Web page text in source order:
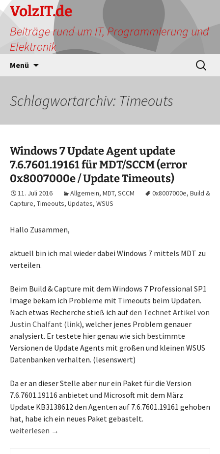
Zum
Inhalt
springen
VolzIT.de
Beiträge rund um IT, Programmierung und
Elektronik
Menü
Suchen
nach:
Schlagwortarchiv: Timeouts
Windows 7 Update Agent update
7.6.7601.19161 für MDT/SCCM (error
0x8007000e / Update Timeouts)
11. Juli 2016 Allgemein, MDT, SCCM 0x8007000e, Build &
Capture, Timeouts, Updates, WSUS
Hallo Zusammen,
aktuell bin ich mal wieder dabei Windows 7 mittels MDT zu
verteilen.
Beim Build & Capture mit dem Windows 7 Professional SP1
Image bekam ich Probleme mit Timeouts beim Updaten.
Nach etwas Recherche stieß ich aufden Technet Artikel von
Justin Chalfant (link), welcher jenes Problem genauer
analysiert. Er testete hier genau wie sich bestimmte
Versionen de Update Agents mit großen und kleinen WSUS
Datenbanken verhalten. (lesenswert)
Da er an dieser Stelle aber nur ein Paket für die Version
7.6.7601.19116 anbietet und Microsoft mit dem März
Update KB3138612 den Agenten auf 7.6.7601.19161 gehoben
hat, habe ich ein neues Paket gebastelt.
Windows 7 Update Agent update 7.6.7601.19161 für MDT/
weiterlesen →